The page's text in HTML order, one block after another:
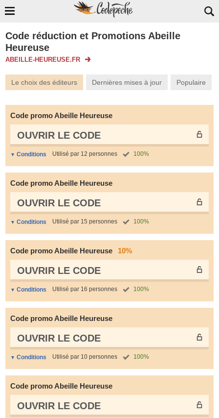
Code réduction et Promotions Abeille
Heureuse
ABEILLE-HEUREUSE.FR
Le choix des éditeurs Dernières mises à jour Populaire
Code promo Abeille Heureuse
OUVRIR LE СODE
Conditions Utilisé par 12 personnes 100%
Code promo Abeille Heureuse
OUVRIR LE СODE
Conditions Utilisé par 15 personnes 100%
Code promo Abeille Heureuse 10%
OUVRIR LE СODE
Conditions Utilisé par 16 personnes 100%
Code promo Abeille Heureuse
OUVRIR LE СODE
Conditions Utilisé par 10 personnes 100%
Code promo Abeille Heureuse
OUVRIR LE СODE